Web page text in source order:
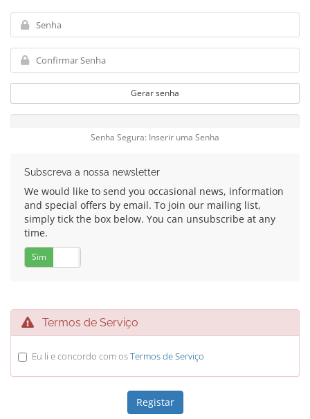
Gerar senha
Senha Segura: Inserir uma Senha
Subscreva a nossa newsletter
We would like to send you occasional news, information
and special offers by email. To join our mailing list,
simply tick the box below. You can unsubscribe at any
time.
Sim
Termos de Serviço
Eu li e concordo com osTermos de Serviço